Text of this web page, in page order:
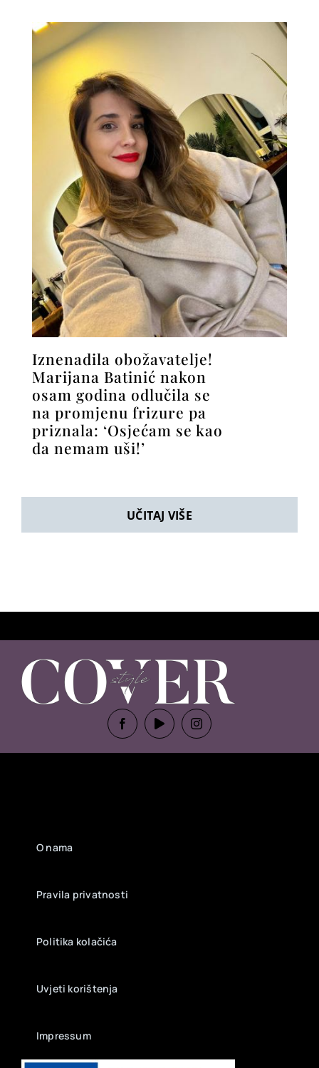
Iznenadila obožavatelje!
Marijana Batinić nakon
osam godina odlučila se
na promjenu frizure pa
priznala: ‘Osjećam se kao
da nemam uši!’
UČITAJ VIŠE
O nama
Pravila privatnosti
Politika kolačića
Uvjeti korištenja
Impressum